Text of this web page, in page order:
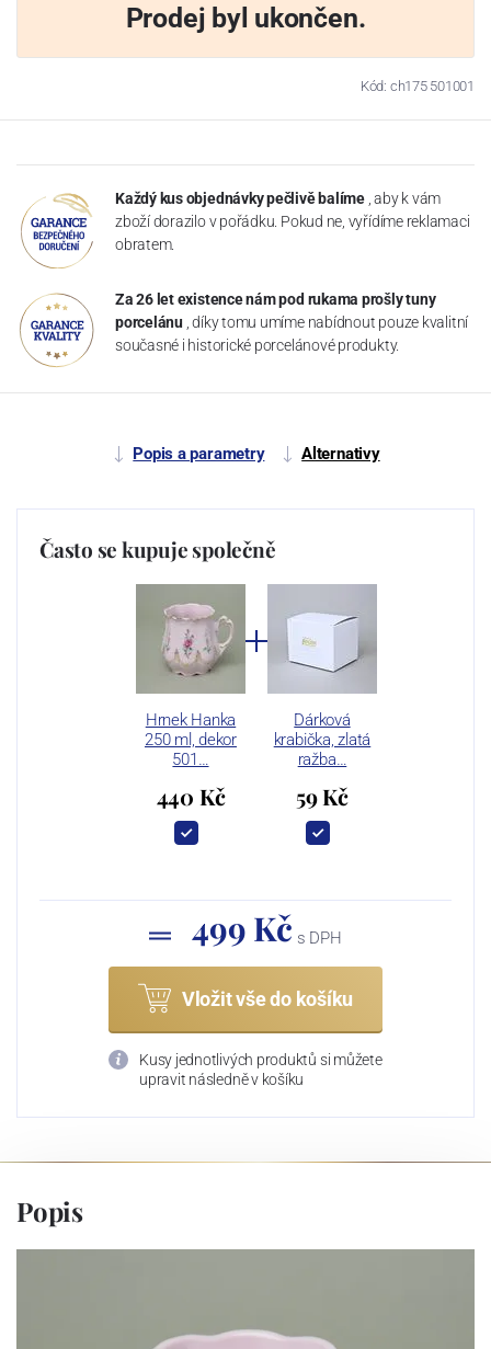
Prodej byl ukončen.
Kód: ch175 501001
Každý kus objednávky pečlivě balíme , aby k vám
zboží dorazilo v pořádku. Pokud ne, vyřídíme reklamaci
obratem.
Za 26 let existence nám pod rukama prošly tuny
porcelánu , díky tomu umíme nabídnout pouze kvalitní
současné i historické porcelánové produkty.
Popis a parametry Alternativy
Často se kupuje společně
Hrnek Hanka
250 ml, dekor
501…
440 Kč
Dárková
krabička, zlatá
ražba…
59 Kč
499 Kč s DPH
Vložit vše do košíku
Kusy jednotlivých produktů si můžete
upravit následně v košíku
Popis